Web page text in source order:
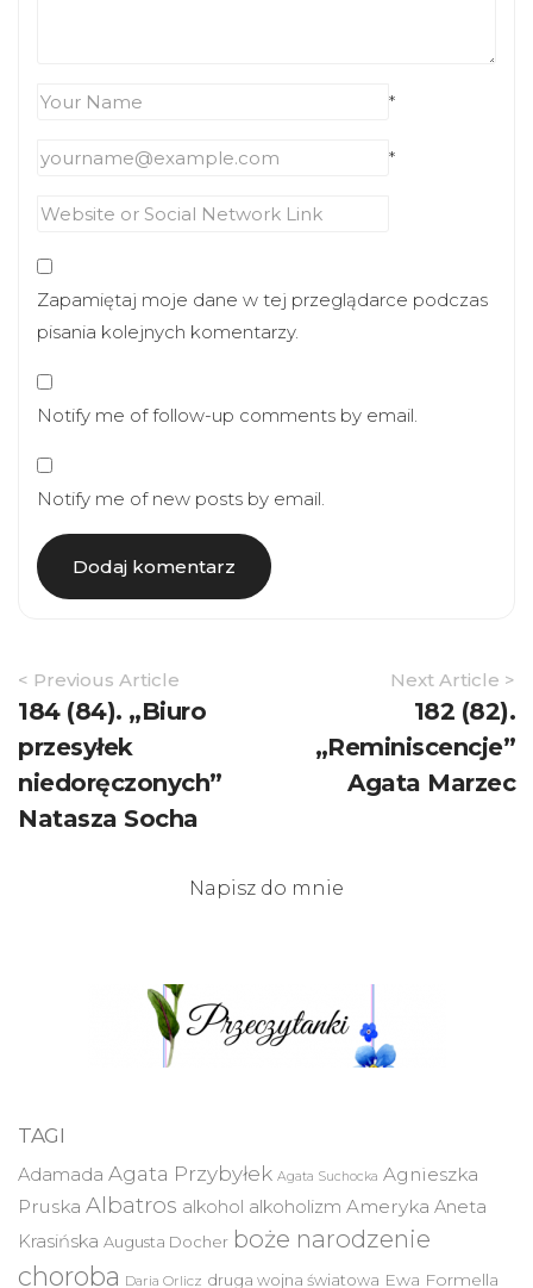
*
*
Zapamiętaj moje dane w tej przeglądarce podczas
pisania kolejnych komentarzy.
Notify me of follow-up comments by email.
Notify me of new posts by email.
Article
Navigation
< Previous Article
184 (84). „Biuro
przesyłek
niedoręczonych”
Natasza Socha
Next Article >
182 (82).
„Reminiscencje”
Agata Marzec
Napisz do mnie
TAGI
Adamada Agata Przybyłek Agata Suchocka Agnieszka
Pruska Albatros alkohol alkoholizm Ameryka Aneta
Krasińska Augusta Docher boże narodzenie
choroba Daria Orlicz druga wojna światowa Ewa Formella